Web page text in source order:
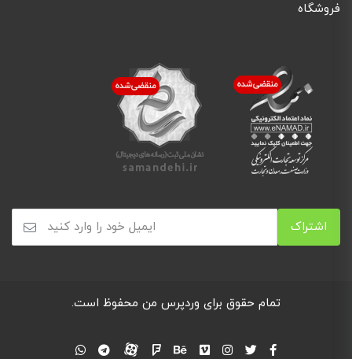
فروشگاه
تمام حقوق برای وردپرس من محفوظ است.